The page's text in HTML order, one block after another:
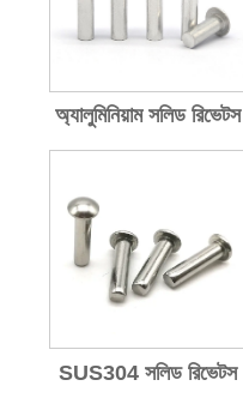
অ্যালুমিনিয়াম সলিড রিভেটস
SUS304 সলিড রিভেটস